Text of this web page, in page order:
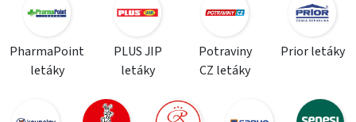
PharmaPoint
letáky
PLUS JIP
letáky
Potraviny
CZ letáky
Prior letáky